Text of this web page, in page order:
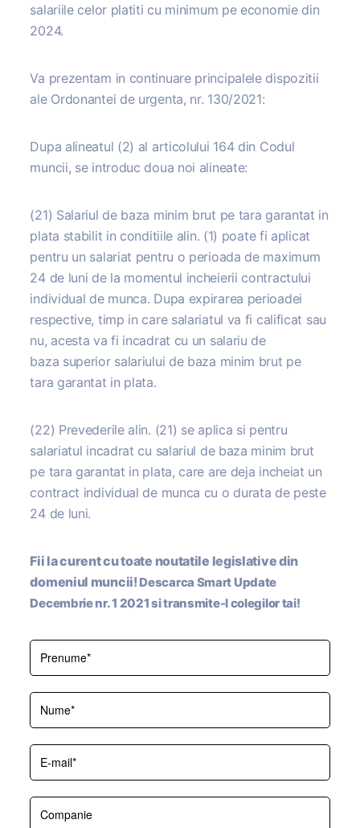
salariile celor platiti cu minimum pe economie din
2024.
Va prezentam in continuare principalele dispozitii
ale Ordonantei de urgenta, nr. 130/2021:
Dupa alineatul (2) al articolului 164 din Codul
muncii, se introduc doua noi alineate:
(21) Salariul de baza minim brut pe tara garantat in
plata stabilit in conditiile alin. (1) poate fi aplicat
pentru un salariat pentru o perioada de maximum
24 de luni de la momentul incheierii contractului
individual de munca. Dupa expirarea perioadei
respective, timp in care salariatul va fi calificat sau
nu, acesta va fi incadrat cu un salariu de
baza superior salariului de baza minim brut pe
tara garantat in plata.
(22) Prevederile alin. (21) se aplica si pentru
salariatul incadrat cu salariul de baza minim brut
pe tara garantat in plata, care are deja incheiat un
contract individual de munca cu o durata de peste
24 de luni.
Fii la curent cu toate noutatile legislative din
domeniul muncii!Descarca Smart Update
Decembrie nr. 1 2021 si transmite-l colegilor tai!